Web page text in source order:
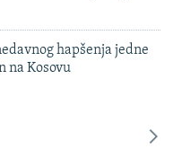
hapšenja jedne
na Kosovu